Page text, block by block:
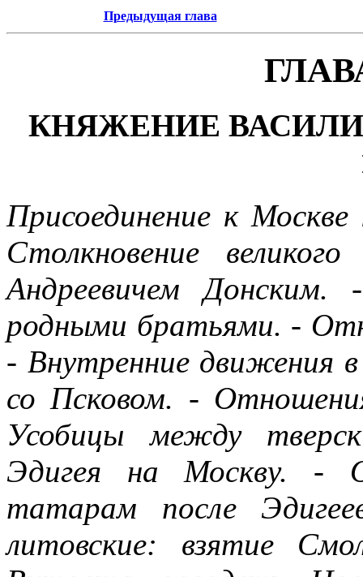
Предыдущая глава
КНЯЖЕНИЕ
Присоединение к
Столкновение
Андреевичем Донским.
родными братьями. -
- Внутренние движения
со Псковом. -
Усобицы между
Эдигея на Москву. -
татарам после
литовские: взятие